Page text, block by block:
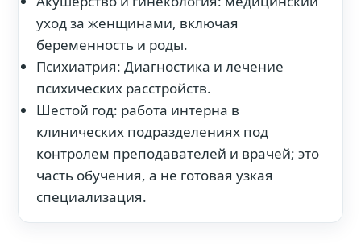
уход за женщинами, включая
беременность и роды.
Психиатрия: Диагностика и лечение
психических расстройств.
Шестой год: работа интерна в
клинических подразделениях под
контролем преподавателей и врачей; это
часть обучения, а не готовая узкая
специализация.